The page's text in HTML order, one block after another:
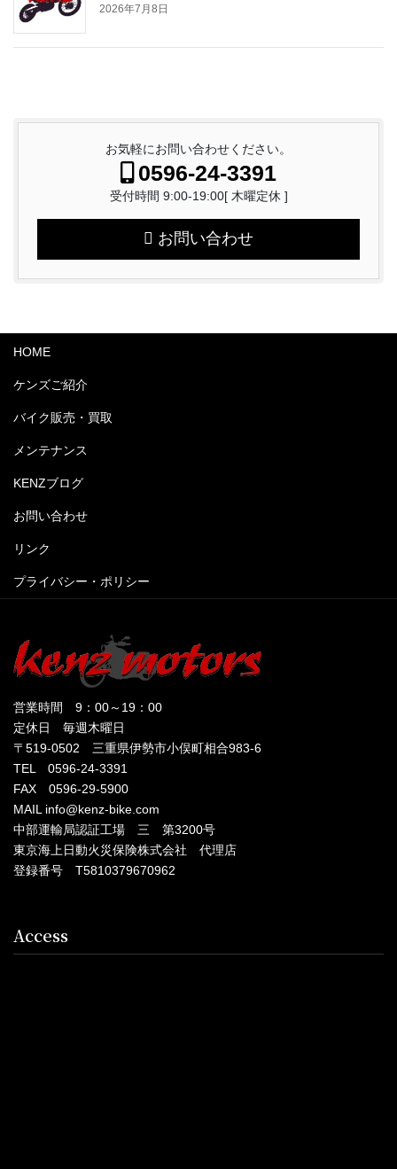
2026年7月8日
お気軽にお問い合わせください。
0596-24-3391
受付時間 9:00-19:00[ 木曜定休 ]
お問い合わせ
HOME
ケンズご紹介
バイク販売・買取
メンテナンス
KENZブログ
お問い合わせ
リンク
プライバシー・ポリシー
営業時間 9：00～19：00
定休日 毎週木曜日
〒519-0502 三重県伊勢市小俣町相合983-6
TEL 0596-24-3391
FAX 0596-29-5900
MAIL info@kenz-bike.com
中部運輸局認証工場 三 第3200号
東京海上日動火災保険株式会社 代理店
登録番号 T5810379670962
Access